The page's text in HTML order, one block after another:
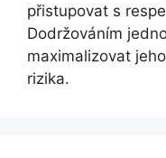
přistupovat s
Dodržováním
maximalizovat
rizika.